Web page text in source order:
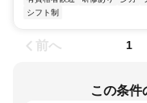
シフト制
前へ 1
この条件